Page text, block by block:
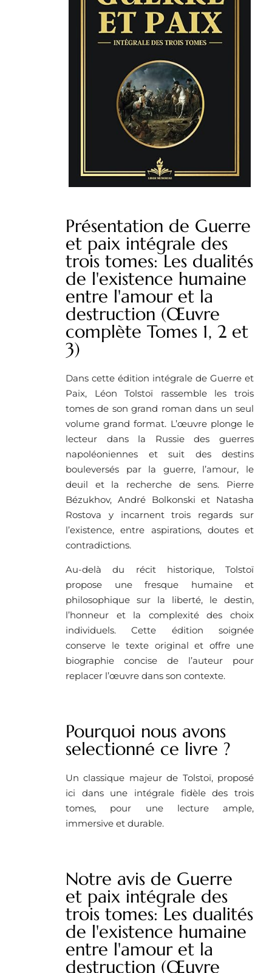
Présentation de Guerre
et paix intégrale des
trois tomes: Les dualités
de l'existence humaine
entre l'amour et la
destruction (Œuvre
complète Tomes 1, 2 et
3)
Dans cette édition intégrale de Guerre et
Paix, Léon Tolstoï rassemble les trois
tomes de son grand roman dans un seul
volume grand format. L’œuvre plonge le
lecteur dans la Russie des guerres
napoléoniennes et suit des destins
bouleversés par la guerre, l’amour, le
deuil et la recherche de sens. Pierre
Bézukhov, André Bolkonski et Natasha
Rostova y incarnent trois regards sur
l’existence, entre aspirations, doutes et
contradictions.
Au-delà du récit historique, Tolstoï
propose une fresque humaine et
philosophique sur la liberté, le destin,
l’honneur et la complexité des choix
individuels. Cette édition soignée
conserve le texte original et offre une
biographie concise de l’auteur pour
replacer l’œuvre dans son contexte.
Pourquoi nous avons
selectionné ce livre ?
Un classique majeur de Tolstoï, proposé
ici dans une intégrale fidèle des trois
tomes, pour une lecture ample,
immersive et durable.
Notre avis de Guerre
et paix intégrale des
trois tomes: Les dualités
de l'existence humaine
entre l'amour et la
destruction (Œuvre